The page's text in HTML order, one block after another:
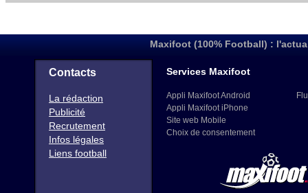
Maxifoot (100% Football) :
Contacts
La rédaction
Publicité
Recrutement
Infos légales
Liens football
Services Maxifoot
Appli Maxifoot Android
Appli Maxifoot iPhone
Site web Mobile
Choix de consentement